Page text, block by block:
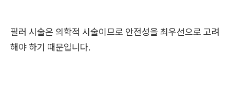
필러 시술은 의학적 시술이므로 안전성을 최우선으로 고려
해야 하기 때문입니다.